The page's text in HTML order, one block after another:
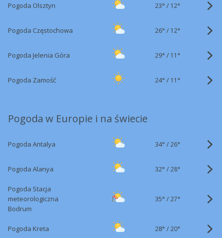
Pogoda Olsztyn 23° / 12°
Pogoda Częstochowa 26° / 12°
Pogoda Jelenia Góra 29° / 11°
Pogoda Zamość 24° / 11°
Pogoda w Europie i na świecie
Pogoda Antalya 34° /26°
Pogoda Alanya 32° /28°
Pogoda Stacja
meteorologiczna
Bodrum
35° /27°
Pogoda Kreta 28° /20°